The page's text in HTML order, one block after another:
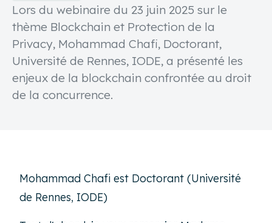
Lors du webinaire du 23 juin 2025 sur le
thème Blockchain et Protection de la
Privacy, Mohammad Chafi, Doctorant,
Université de Rennes, IODE, a présenté les
enjeux de la blockchain confrontée au droit
de la concurrence.
Mohammad Chafi est Doctorant (Université
de Rennes, IODE)